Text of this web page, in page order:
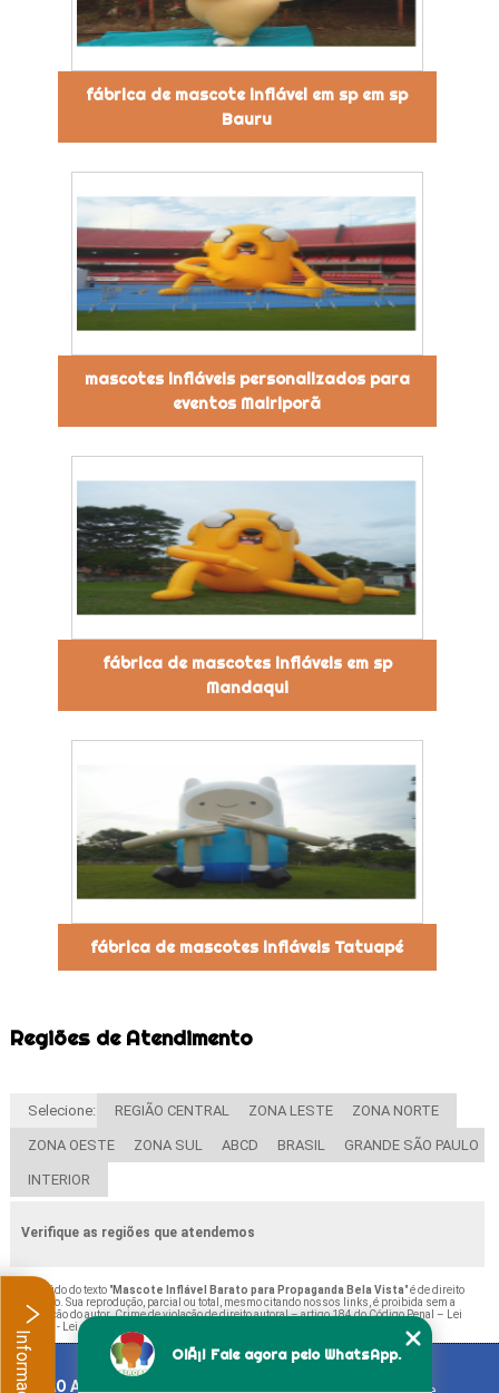
fábrica de mascote inflável em sp em sp
Bauru
mascotes infláveis personalizados para
eventos Mairiporã
fábrica de mascotes infláveis em sp
Mandaqui
fábrica de mascotes infláveis Tatuapé
Regiões de Atendimento
Selecione: REGIÃO CENTRAL ZONA LESTE ZONA NORTE
ZONA OESTE ZONA SUL ABCD BRASIL GRANDE SÃO PAULO
INTERIOR
Verifique as regiões que atendemos
O conteúdo do texto "Mascote Inflável Barato para Propaganda Bela Vista" é de direito
reservado. Sua reprodução, parcial ou total, mesmo citando nossos links, é proibida sem a
autorização do autor. Crime de violação de direito autoral – artigo 184 do Código Penal –
Lei
9610/98 - Lei de direitos autorais
BALAO ART
OlÃ¡! Fale agora pelo WhatsApp.